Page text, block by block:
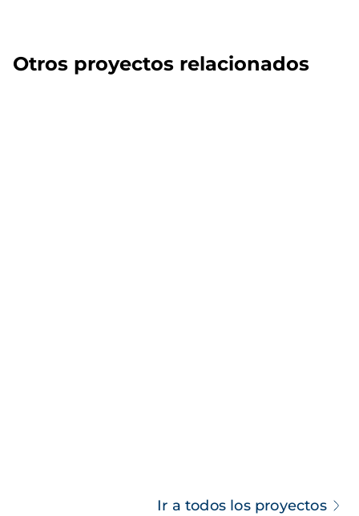
Otros proyectos relacionados
Ir a todos los proyectos